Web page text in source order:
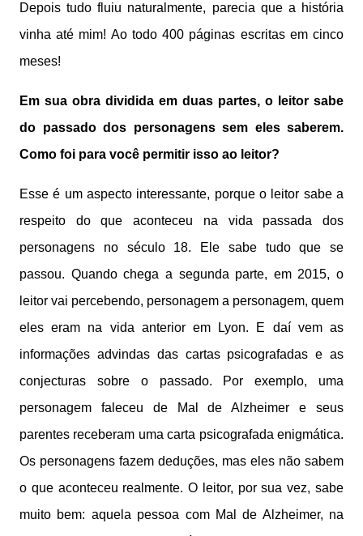
Depois tudo fluiu naturalmente, parecia que a história
vinha até mim! Ao todo 400 páginas escritas em cinco
meses!
Em sua obra dividida em duas partes, o leitor sabe
do passado dos personagens sem eles saberem.
Como foi para você permitir isso ao leitor?
Esse é um aspecto interessante, porque o leitor sabe a
respeito do que aconteceu na vida passada dos
personagens no século 18. Ele sabe tudo que se
passou. Quando chega a segunda parte, em 2015, o
leitor vai percebendo, personagem a personagem, quem
eles eram na vida anterior em Lyon. E daí vem as
informações advindas das cartas psicografadas e as
conjecturas sobre o passado. Por exemplo, uma
personagem faleceu de Mal de Alzheimer e seus
parentes receberam uma carta psicografada enigmática.
Os personagens fazem deduções, mas eles não sabem
o que aconteceu realmente. O leitor, por sua vez, sabe
muito bem: aquela pessoa com Mal de Alzheimer, na